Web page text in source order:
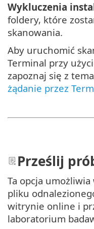
Wykluczenia
foldery, które
skanowania.
Aby uruchomić
Terminal przy
zapoznaj się z
żądanie przez
Prześlij
Ta opcja
pliku
witrynie online i
laboratorium